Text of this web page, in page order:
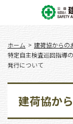
ホーム
建荷協からの
特定自主検査巡回指導
発行について
建荷協か